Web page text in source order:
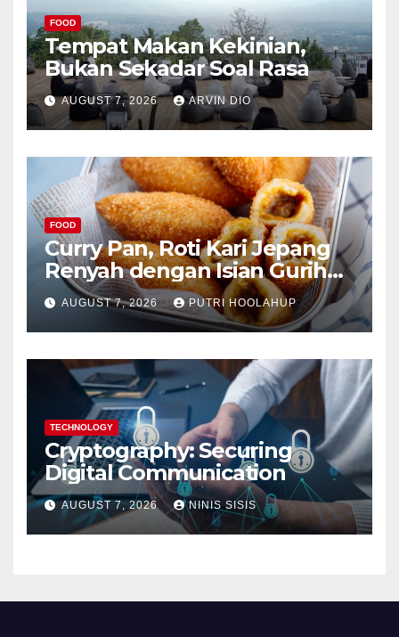
FOOD
Tempat Makan Kekinian,
Bukan Sekadar Soal Rasa
AUGUST 7, 2026 ARVIN DIO
FOOD
Curry Pan, Roti Kari Jepang
Renyah dengan Isian Gurih
Menggoda
AUGUST 7, 2026 PUTRI HOOLAHUP
TECHNOLOGY
Cryptography: Securing
Digital Communication
AUGUST 7, 2026 NINIS SISIS